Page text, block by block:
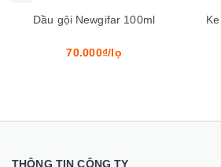
Dầu gội Newgifar 100ml
70.000₫/lọ
THÔNG TIN CÔNG TY